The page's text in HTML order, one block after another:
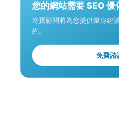
您的網站需要 SEO 優
奇寶顧問將為您提供量身建
約。
免費